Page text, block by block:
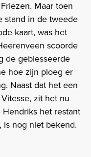
Maar toen
stand in de tweede
kaart, was het
scoorde
de geblesseerde
hoe zijn ploeg er
Naast dat het een
zit het nu
het restant
nog niet bekend.